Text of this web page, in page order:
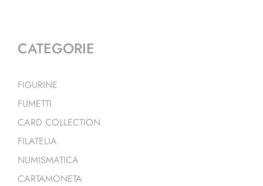
CATEGORIE
FIGURINE
FUMETTI
CARD COLLECTION
FILATELIA
NUMISMATICA
CARTAMONETA